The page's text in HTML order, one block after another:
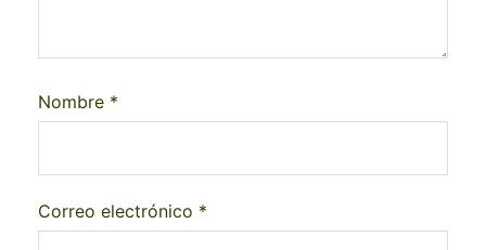
Nombre *
Correo electrónico *